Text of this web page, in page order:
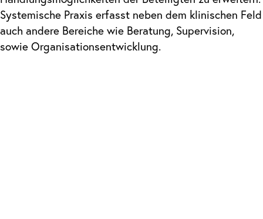
Systemische Praxis erfasst neben dem klinischen Feld
auch andere Bereiche wie Beratung, Supervision,
sowie Organisationsentwicklung.